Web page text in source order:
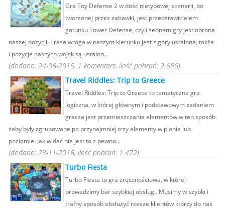
Gra Toy Defense 2 w dość nietypowej scenerii, bo
tworzonej przez zabawki, jest przedstawicielem
gatunku Tower Defense, czyli sednem gry jest obrona
naszej pozycji. Trasa wroga w naszym kierunku jest z góry ustalona, także
i pozycje naszych wojsk są ustalon...
(dodano: 24-06-2015, 1 komentarz, ilość pobrań: 2 686)
Travel Riddles: Trip to Greece
Travel Riddles: Trip to Greece to tematyczna gra
logiczna, w której głównym i podstawowym zadaniem
gracza jest przemieszczanie elementów w ten sposób
żeby były zgrupowane po przynajmniej trzy elementy w pionie lub
poziomie. Jak widać nie jest to z pewno...
(dodano: 23-11-2016, ilość pobrań: 1 472)
Turbo Fiesta
Turbo Fiesta to gra zręcznościowa, w której
prowadzimy bar szybkiej obsługi. Musimy w szybki i
trafny sposób obsłużyć rzesze klientów którzy do nas